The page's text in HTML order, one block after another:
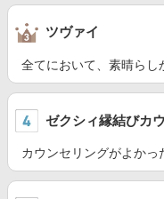
ツヴァイ
全てにおいて、素晴らし
ゼクシィ縁結びカ
カウンセリングがよかっ